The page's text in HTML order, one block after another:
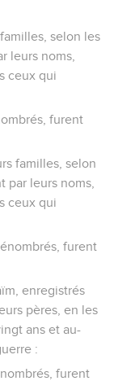
selon les
leurs noms,
ceux qui
furent
familles, selon
par leurs noms,
ceux qui
furent
enregistrés
pères, en les
ans et au-
:
furent